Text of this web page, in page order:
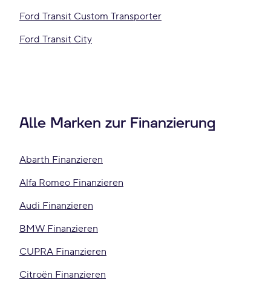
Ford Transit Custom Transporter
Ford Transit City
Alle Marken zur Finanzierung
Abarth Finanzieren
Alfa Romeo Finanzieren
Audi Finanzieren
BMW Finanzieren
CUPRA Finanzieren
Citroën Finanzieren